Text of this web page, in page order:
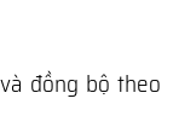
đồng bộ theo